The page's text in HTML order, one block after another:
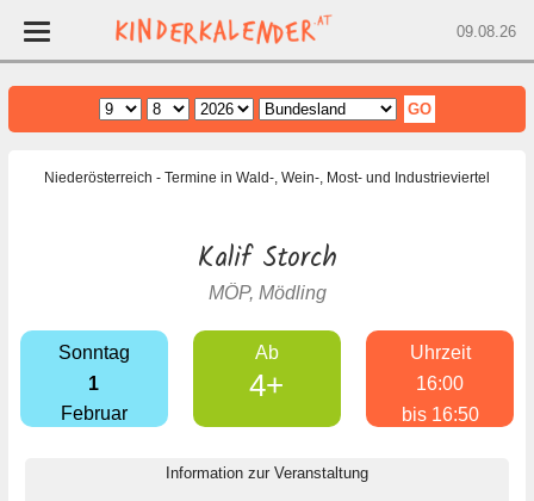
09.08.26
Home
Wien
Salzburg
Kärnten
Niederösterreich - Termine in Wald-, Wein-, Most- und Industrieviertel
Kalif Storch
MÖP, Mödling
Uhrzeit
16:00
bis 16:50
Sonntag
1
Februar
Ab
4+
Information zur Veranstaltung